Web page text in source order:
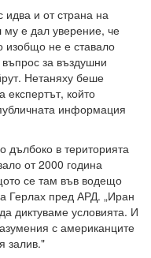
и от страна на
му е дал уверение, че
изобщо не е ставало
за въздушни
Нетаняху беше
експертът, който
информация
дълбоко в територията
от 2000 година
се там във водещо
Герлах пред АРД. „Иран
диктуваме условията. И
с американците
залив."